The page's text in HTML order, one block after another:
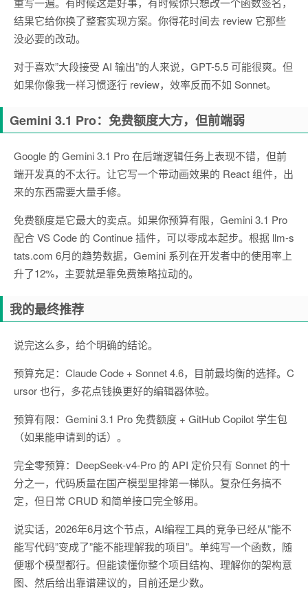
结果它给你换了整套实现方案。你得花时间去 review 它那些
没必要的改动。
对于喜欢”大段接受 AI 输出”的人来说，GPT-5.5 可能很爽。但
如果你像我一样习惯逐行 review，效率反而不如 Sonnet。
Gemini 3.1 Pro：免费额度大方，但前端弱
Google 的 Gemini 3.1 Pro 在后端逻辑任务上表现不错，但前
端开发真的不太行。让它写一个带动画效果的 React 组件，出
来的东西需要大量手修。
免费额度是它最大的卖点。如果你预算有限，Gemini 3.1 Pro
配合 VS Code 的 Continue 插件，可以零成本起步。根据 llm-s
tats.com 6月的趋势数据，Gemini 系列在开发者中的使用率上
升了12%，主要就是靠免费策略拉动的。
我的最终推荐
说完这么多，给个明确的结论。
预算充足：Claude Code + Sonnet 4.6，目前最均衡的选择。C
ursor 也行，多花点钱换更好的编辑器体验。
预算有限：Gemini 3.1 Pro 免费额度 + GitHub Copilot 学生包
（如果能申请到的话）。
完全零预算：DeepSeek-v4-Pro 的 API 定价只有 Sonnet 的十
分之一，代码质量在国产模型里排第一梯队。复杂任务搞不
定，但日常 CRUD 和简单接口完全够用。
说实话，2026年6月这个节点，AI编程工具的竞争已经从”能不
能写代码”变成了”能不能理解我的项目”。单纯写一个函数，随
便哪个模型都行。但能读懂你整个项目结构、理解你的架构意
图、然后给出靠谱建议的，目前还是少数。